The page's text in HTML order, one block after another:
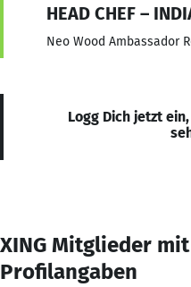
HEAD CHEF –
Neo Wood Ambassador
Logg Dich jetzt
XING Mitglieder
Profilangaben